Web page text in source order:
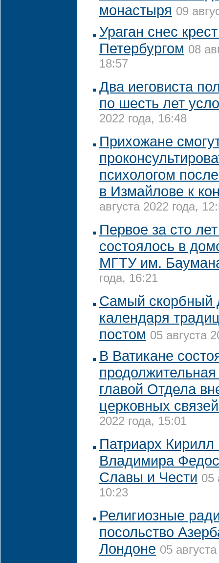
монастыря 09
Ураган снес
Петербургом 08
18:57
Два иеговиста
по шесть лет
2022 года, 16:48
Прихожане
психологом
в Измайлове к
августа 2022 года,
Первое за сто
состоялось в
МГТУ им.
года, 16:21
Самый скорбный
календаря
постом 05 августа
В Ватикане
главой Отдела
церковных
2022 года, 15:01
Патриарх Кирилл
Владимира
Славы и Чести 05
10:23
Религиозные
посольство
Лондоне 05